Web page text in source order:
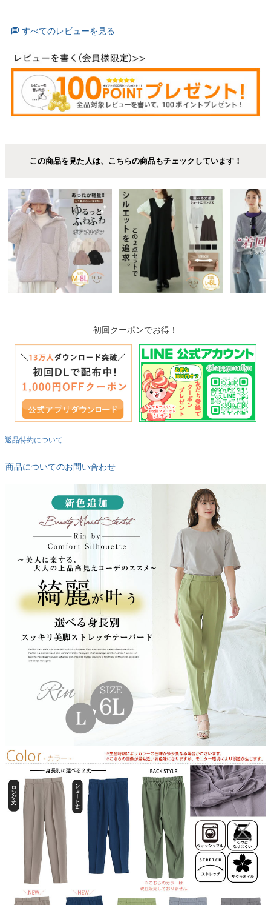
すべてのレビューを見る
この商品を見た人は、こちらの商品もチェックしています！
初回クーポンでお得！
返品特約について
商品についてのお問い合わせ